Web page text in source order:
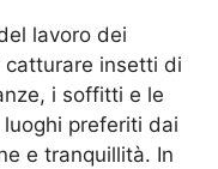
lavoro dei
catturare insetti di
i soffitti e le
preferiti dai
e tranquillità. In